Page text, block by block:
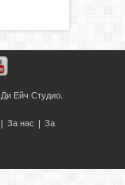
Ди Ейч Студио.
| За нас | За